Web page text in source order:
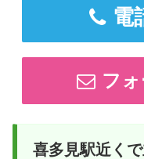
電
フ
喜多見駅近く